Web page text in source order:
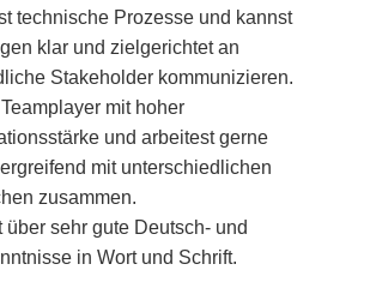
technische Prozesse und kannst
klar und zielgerichtet an
Stakeholder kommunizieren.
mit hoher
und arbeitest gerne
mit unterschiedlichen
zusammen.
über sehr gute Deutsch- und
in Wort und Schrift.